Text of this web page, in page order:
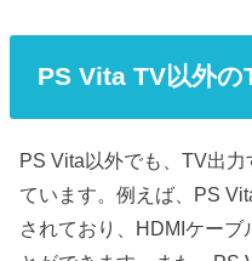
PS Vita TV以外の
PS Vita以外でも、TV出
ています。例えば、PS
されており、HDMIケーブ